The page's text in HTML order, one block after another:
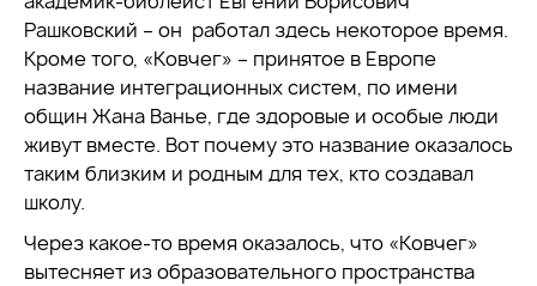
Рашковский – он работал здесь некоторое время.
Кроме того, «Ковчег» – принятое в Европе
название интеграционных систем, по имени
общин Жана Ванье, где здоровые и особые люди
живут вместе. Вот почему это название оказалось
таким близким и родным для тех, кто создавал
школу.
Через какое-то время оказалось, что «Ковчег»
вытесняет из образовательного пространства